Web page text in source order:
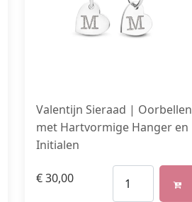
Valentijn Sieraad | Oorbellen
met Hartvormige Hanger en
Initialen
€30,00